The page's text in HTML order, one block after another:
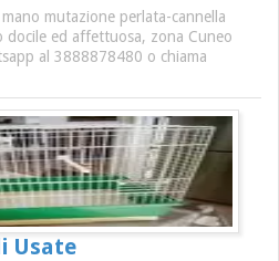
mutazione perlata-cannella
ed affettuosa, zona Cuneo
al 3888878480 o chiama
Usate